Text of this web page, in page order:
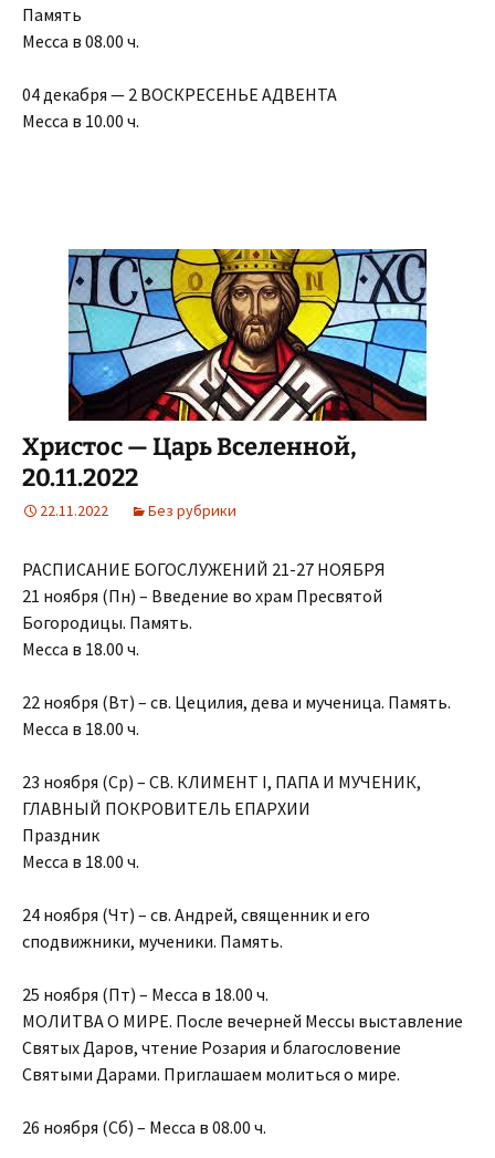
Память
Месса в 08.00 ч.
04 декабря — 2 ВОСКРЕСЕНЬЕ АДВЕНТА
Месса в 10.00 ч.
Христос — Царь Вселенной,
20.11.2022
22.11.2022 Без рубрики
РАСПИСАНИЕ БОГОСЛУЖЕНИЙ 21-27 НОЯБРЯ
21 ноября (Пн) – Введение во храм Пресвятой
Богородицы. Память.
Месса в 18.00 ч.
22 ноября (Вт) – св. Цецилия, дева и мученица. Память.
Месса в 18.00 ч.
23 ноября (Ср) – СВ. КЛИМЕНТ I, ПАПА И МУЧЕНИК,
ГЛАВНЫЙ ПОКРОВИТЕЛЬ ЕПАРХИИ
Праздник
Месса в 18.00 ч.
24 ноября (Чт) – св. Андрей, священник и его
сподвижники, мученики. Память.
25 ноября (Пт) – Месса в 18.00 ч.
МОЛИТВА О МИРЕ. После вечерней Мессы выставление
Святых Даров, чтение Розария и благословение
Святыми Дарами. Приглашаем молиться о мире.
26 ноября (Сб) – Месса в 08.00 ч.